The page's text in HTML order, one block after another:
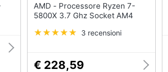
AMD - Processore Ryzen 7-
5800X 3.7 Ghz Socket AM4
3 recensioni
€ 228,59